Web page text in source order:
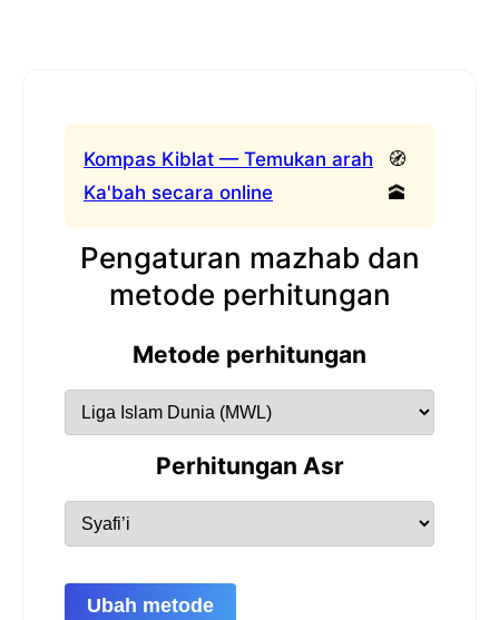
Kompas Kiblat — Temukan arah
Ka'bah secara online
🧭
🕋
Pengaturan mazhab dan
metode perhitungan
Metode perhitungan
Perhitungan Asr
Ubah metode